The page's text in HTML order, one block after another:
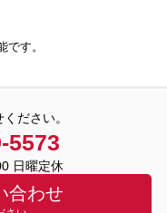
す。
ださい。
5573
日曜定休
合わせ